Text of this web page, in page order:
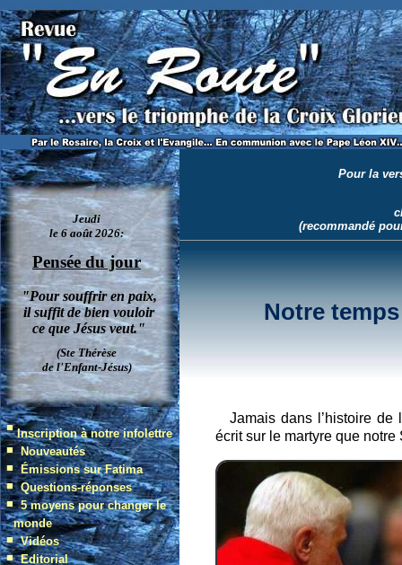
Pour la
(recommandé
Notre
Jamais dans l’histoire de
écrit sur le martyre que